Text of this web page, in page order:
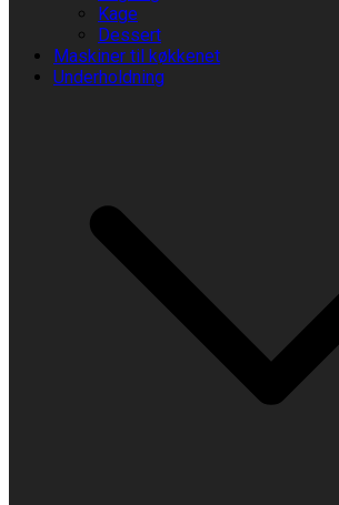
Kage
Dessert
Maskiner til køkkenet
Underholdning